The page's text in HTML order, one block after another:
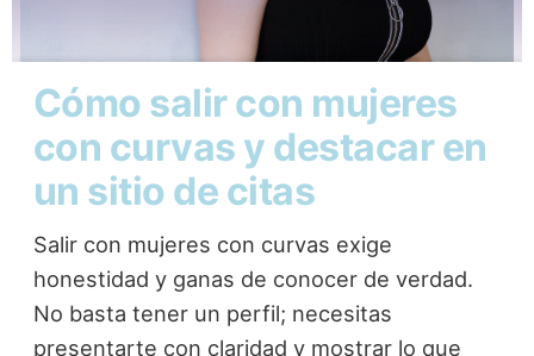
Cómo salir con mujeres
con curvas y destacar en
un sitio de citas
Salir con mujeres con curvas exige
honestidad y ganas de conocer de verdad.
No basta tener un perfil; necesitas
presentarte con claridad y mostrar lo que